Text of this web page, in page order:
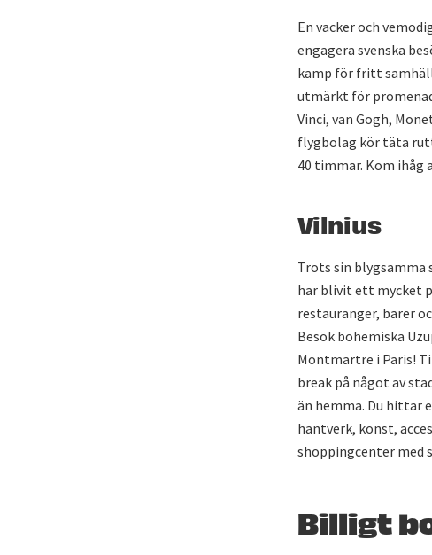
En vacker och
engagera svenska
kamp för fritt
utmärkt för
Vinci, van Gogh,
flygbolag kör täta
40 timmar. Kom ihåg
Vilnius
Trots sin blygsamma
har blivit ett mycket
restauranger, barer
Besök bohemiska
Montmartre i Paris!
break på något av
än hemma. Du hittar
hantverk, konst,
shoppingcenter med
Billigt